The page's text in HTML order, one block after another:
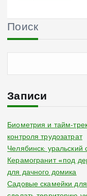
Поиск
Записи
Биометрия и тайм-
контроля трудозатрат
Челябинск: уральский
Керамогранит «под
для дачного домика
Садовые скамейки